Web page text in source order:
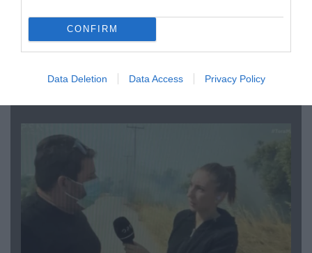
CONFIRM
Data Deletion Data Access Privacy Policy
04.08.2026 | 13:02
Πυροσβεστών για την δημοσιογράφο του OPEN